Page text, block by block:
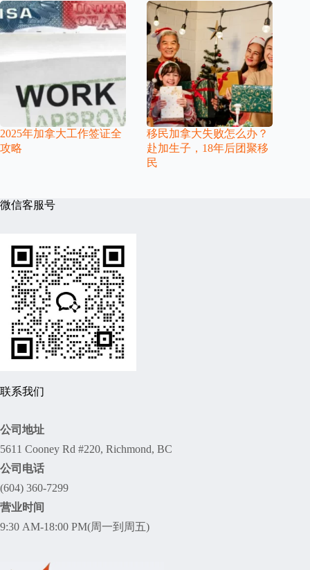
2025年加拿大工作签证全
攻略
移民加拿大失败怎么办？
赴加生子，18年后团聚移
民
微信客服号
联系我们
公司地址
5611 Cooney Rd #220, Richmond, BC
公司电话
(604) 360-7299
营业时间
9:30 AM-18:00 PM(周一到周五)